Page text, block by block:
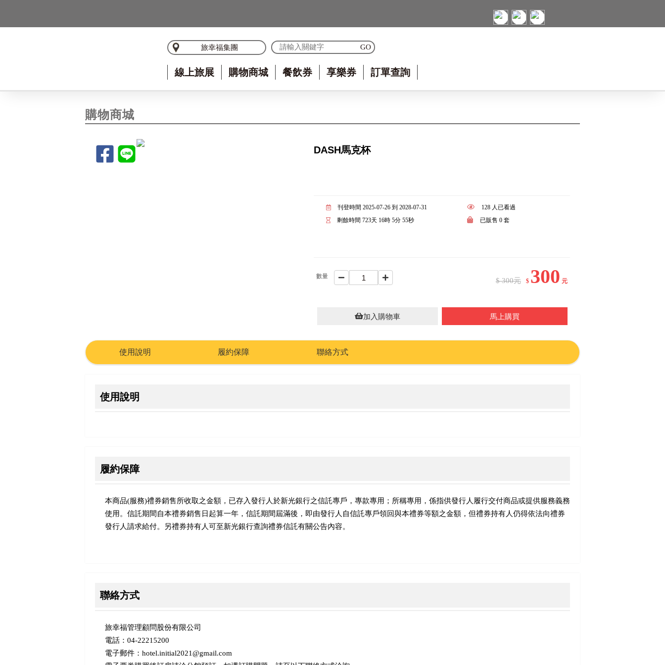
旅幸福集團
線上旅展 購物商城 餐飲券 享樂券 訂單查詢
購物商城
DASH馬克杯
刊登時間 2025-07-26 到 2028-07-31
剩餘時間 723天 16時 5分 55秒
128 人已看過
已販售 0 套
數量
$ 300元 $ 300 元
馬上購買
加入購物車
使用說明 履約保障 聯絡方式
使用說明
履約保障
本商品(服務)禮券銷售所收取之金額，已存入發行人於新光銀行之信託專戶，專款專用；所稱專用，係指供發行人履行交付商品或提供服務義務
使用。信託期間自本禮券銷售日起算一年，信託期間屆滿後，即由發行人自信託專戶領回與本禮券等額之金額，但禮券持有人仍得依法向禮券
發行人請求給付。另禮券持有人可至新光銀行查詢禮券信託有關公告內容。
聯絡方式
旅幸福管理顧問股份有限公司
電話：04-22215200
電子郵件：hotel.initial2021@gmail.com